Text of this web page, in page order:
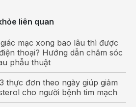
hạn chế.
ngón tay, đầu ngón tay.
cái bị hạn chế.
liên quan
mạc xong bao lâu thì được
thoại? Hướng dẫn chăm sóc
phẫu thuật
thực đơn theo ngày giúp giảm
cho người bệnh tim mạch